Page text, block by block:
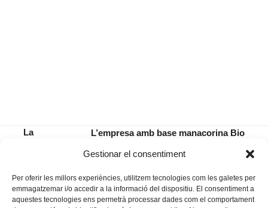
Gestionar el consentiment
Per oferir les millors experiències, utilitzem tecnologies com les galetes per
emmagatzemar i/o accedir a la informació del dispositiu. El consentiment a
aquestes tecnologies ens permetrà processar dades com el comportament
La
next
L’empresa amb base manacorina Bio
de cànnabis medicinal